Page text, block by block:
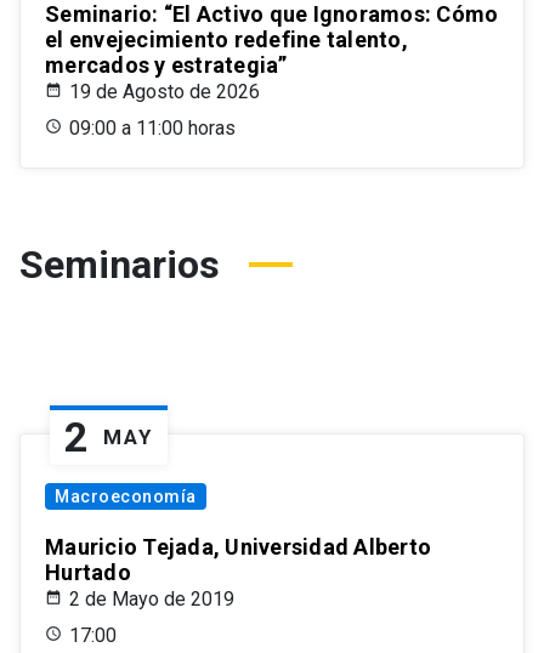
Seminario: “El Activo que Ignoramos: Cómo
el envejecimiento redefine talento,
mercados y estrategia”
19 de Agosto de 2026
09:00 a 11:00 horas
Seminarios
2 MAY
Macroeconomía
Mauricio Tejada, Universidad Alberto
Hurtado
2 de Mayo de 2019
17:00